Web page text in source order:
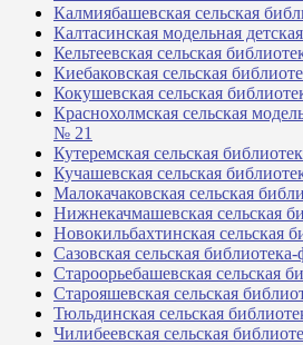
Калмиябашевская сельская
Калтасинская модельная
Кельтеевская сельская
Киебаковская сельская
Кокушевская сельская
Краснохолмская сельская
№ 21
Кутеремская сельская
Кучашевская сельская
Малокачаковская сельская
Нижнекачмашевская сельская
Новокильбахтинская сельская
Сазовская сельская
Староорьебашевская сельская
Старояшевская сельская
Тюльдинская сельская
Чилибеевская сельская